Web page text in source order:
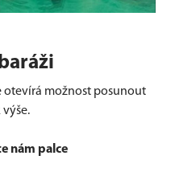
otevírá možnost posunout
výše.
nám palce